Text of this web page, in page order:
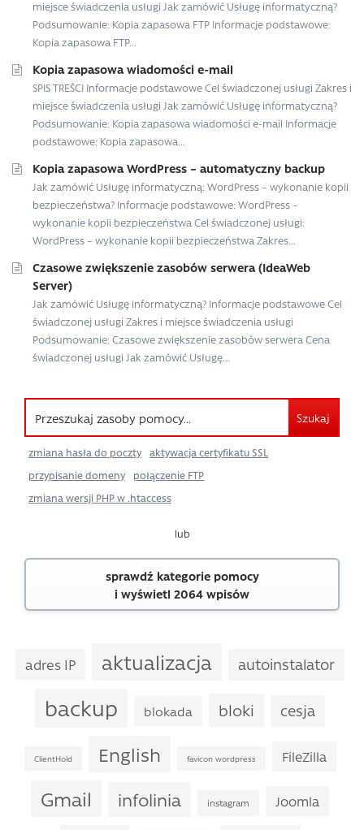
miejsce świadczenia usługi Jak zamówić Usługę informatyczną?
Podsumowanie: Kopia zapasowa FTP Informacje podstawowe:
Kopia zapasowa FTP...
Kopia zapasowa wiadomości e-mail
SPIS TREŚCI Informacje podstawowe Cel świadczonej usługi Zakres i
miejsce świadczenia usługi Jak zamówić Usługę informatyczną?
Podsumowanie: Kopia zapasowa wiadomości e-mail Informacje
podstawowe: Kopia zapasowa...
Kopia zapasowa WordPress – automatyczny backup
Jak zamówić Usługę informatyczną: WordPress – wykonanie kopii
bezpieczeństwa? Informacje podstawowe: WordPress –
wykonanie kopii bezpieczeństwa Cel świadczonej usługi:
WordPress – wykonanie kopii bezpieczeństwa Zakres...
Czasowe zwiększenie zasobów serwera (IdeaWeb
Server)
Jak zamówić Usługę informatyczną? Informacje podstawowe Cel
świadczonej usługi Zakres i miejsce świadczenia usługi
Podsumowanie: Czasowe zwiększenie zasobów serwera Cena
świadczonej usługi Jak zamówić Usługę...
Szukaj
zmiana hasła do poczty
aktywacja certyfikatu SSL
przypisanie domeny
połączenie FTP
zmiana wersji PHP w .htaccess
lub
sprawdź kategorie pomocy
i wyświetl 2064 wpisów
adres IP aktualizacja autoinstalator
backup blokada bloki cesja
ClientHold English favicon wordpress FileZilla
Gmail infolinia instagram Joomla